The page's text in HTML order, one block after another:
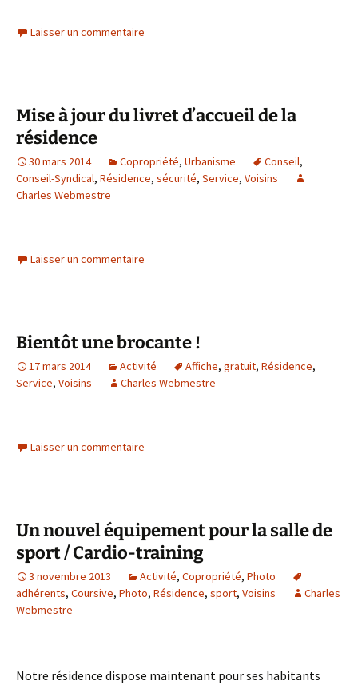
Laisser un commentaire
Mise à jour du livret d’accueil de la
résidence
30 mars 2014 Copropriété, Urbanisme Conseil,
Conseil-Syndical, Résidence, sécurité, Service, Voisins
Charles Webmestre
Laisser un commentaire
Bientôt une brocante !
17 mars 2014 Activité Affiche, gratuit, Résidence,
Service, Voisins Charles Webmestre
Laisser un commentaire
Un nouvel équipement pour la salle de
sport / Cardio-training
3 novembre 2013 Activité, Copropriété, Photo
adhérents, Coursive, Photo, Résidence, sport, Voisins
Charles
Webmestre
Notre résidence dispose maintenant pour ses habitants